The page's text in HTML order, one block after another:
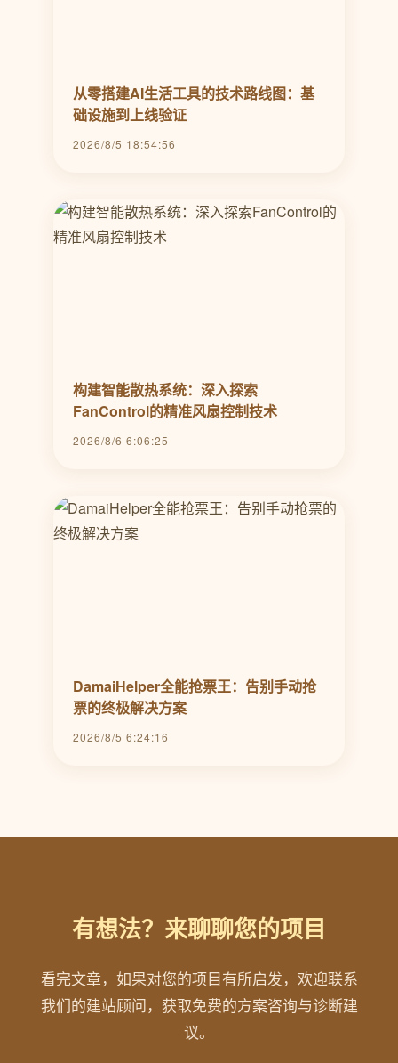
从零搭建AI生活工具的技术路线图：基
础设施到上线验证
2026/8/5 18:54:56
构建智能散热系统：深入探索
FanControl的精准风扇控制技术
2026/8/6 6:06:25
DamaiHelper全能抢票王：告别手动抢
票的终极解决方案
2026/8/5 6:24:16
有想法？来聊聊您的项目
看完文章，如果对您的项目有所启发，欢迎联系
我们的建站顾问，获取免费的方案咨询与诊断建
议。